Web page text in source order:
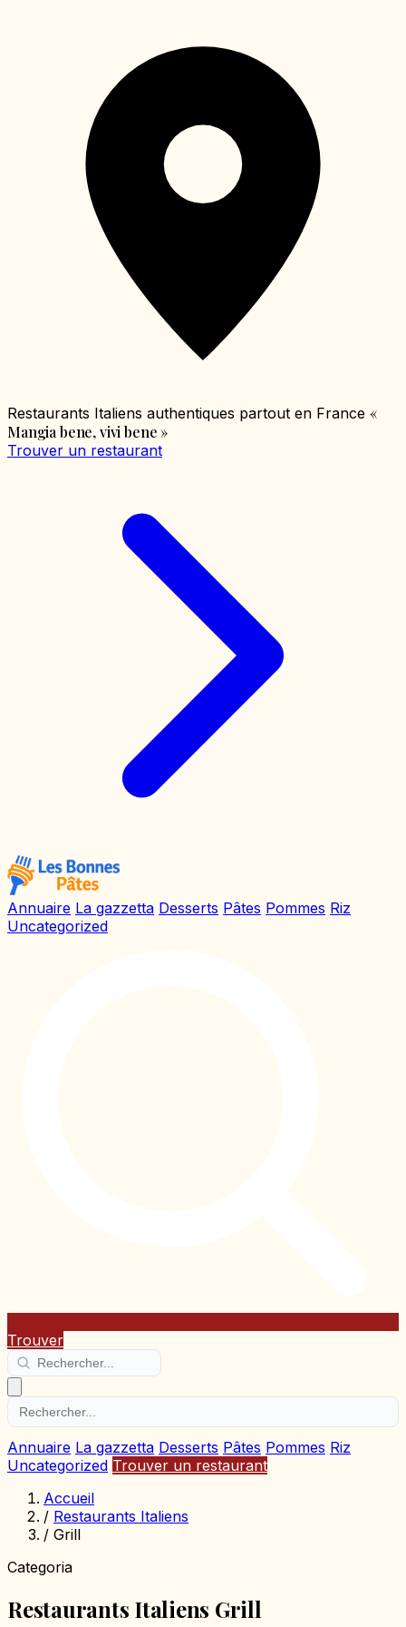
Restaurants Italiens authentiques partout en France «
Mangia bene, vivi bene »
Trouver un restaurant
Annuaire La gazzetta Desserts Pâtes Pommes Riz
Uncategorized
Trouver
Annuaire La gazzetta Desserts Pâtes Pommes Riz
Uncategorized Trouver un restaurant
Accueil
/ Restaurants Italiens
/ Grill
Categoria
Restaurants Italiens Grill